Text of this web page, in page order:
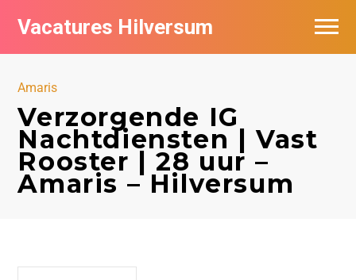
Vacatures Hilversum
Amaris
Verzorgende IG
Nachtdiensten | Vast
Rooster | 28 uur –
Amaris – Hilversum
Vacatures per bedrijf in Hilversum